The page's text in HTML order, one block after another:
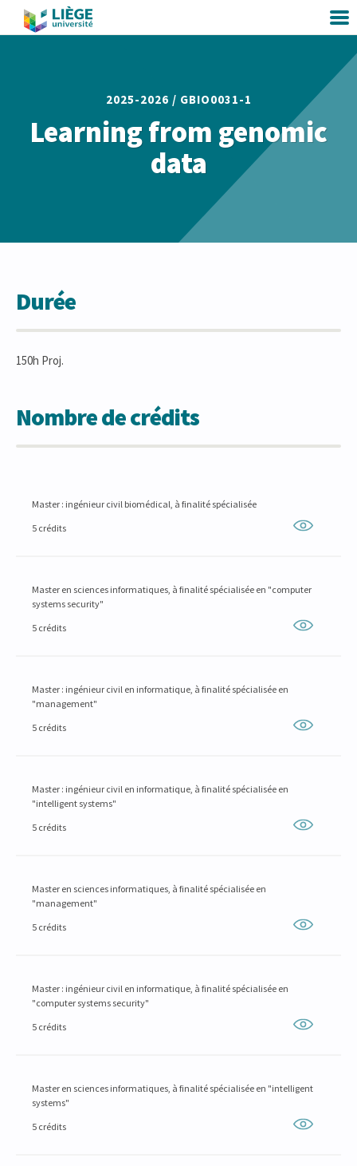
2025-2026 / GBIO0031-1
Learning from genomic
data
Durée
150h Proj.
Nombre de crédits
Master : ingénieur civil biomédical, à finalité spécialisée
5 crédits
Master en sciences informatiques, à finalité spécialisée en "computer
systems security"
5 crédits
Master : ingénieur civil en informatique, à finalité spécialisée en
"management"
5 crédits
Master : ingénieur civil en informatique, à finalité spécialisée en
"intelligent systems"
5 crédits
Master en sciences informatiques, à finalité spécialisée en
"management"
5 crédits
Master : ingénieur civil en informatique, à finalité spécialisée en
"computer systems security"
5 crédits
Master en sciences informatiques, à finalité spécialisée en "intelligent
systems"
5 crédits